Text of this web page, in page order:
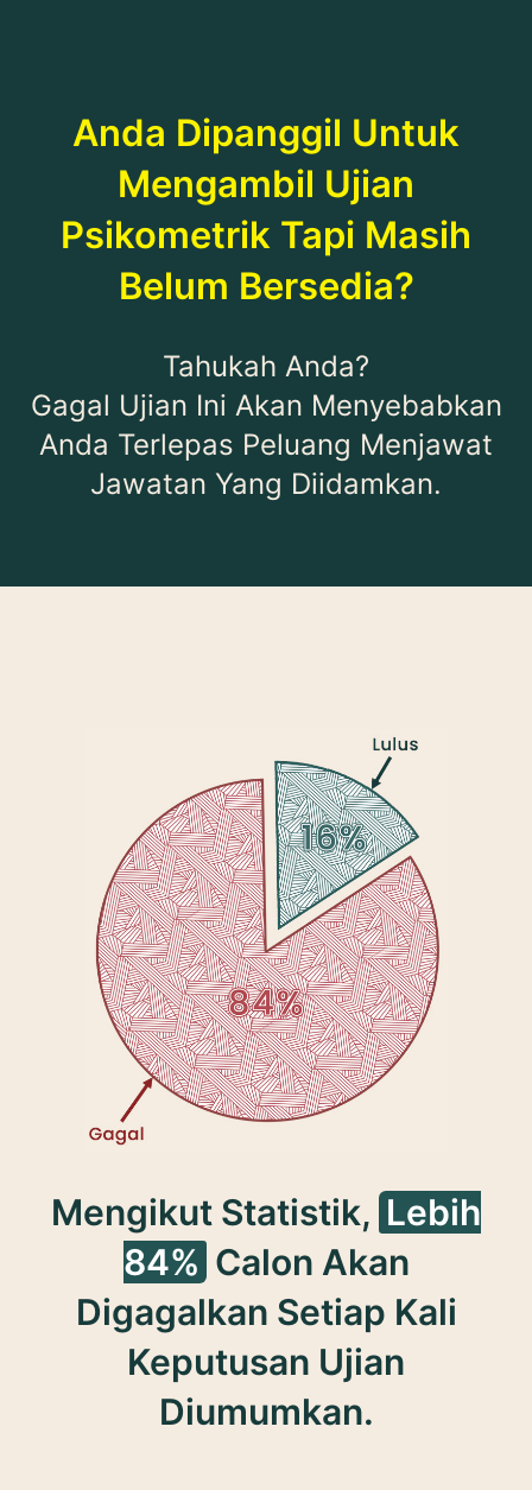
Anda Dipanggil Untuk
Mengambil Ujian
Psikometrik Tapi Masih
Belum Bersedia?
Tahukah Anda?
Gagal Ujian Ini Akan Menyebabkan
Anda Terlepas Peluang Menjawat
Jawatan Yang Diidamkan.
Mengikut Statistik, Lebih
84% Calon Akan
Digagalkan Setiap Kali
Keputusan Ujian
Diumumkan.